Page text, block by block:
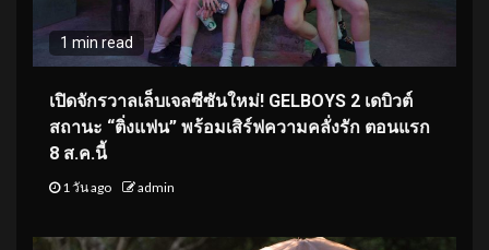
1 min read
เปิดจักรวาลเล็บเจลซีซันใหม่! GELBOYS 2 เดบิวต์
สถานะ “ติ่งแฟน” พร้อมเสิร์ฟความคลั่งรัก ตอนแรก
8 ส.ค.นี้
1 วัน ago admin